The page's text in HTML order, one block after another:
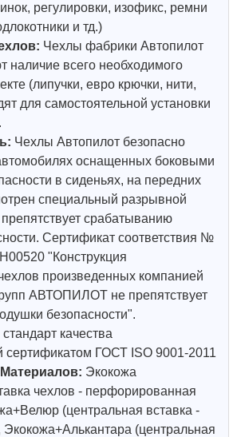
регулировки, изофикс, ремни
и тд.)
Чехлы фабрики Автопилот
наличие всего необходимого
(липучки, евро крючки, нити,
для самостоятельной установки
Чехлы Автопилот безопасно
оснащенных боковыми
в сиденьях, на передних
специальный разрывной
срабатыванию
Сертификат соответствия №
"Конструкция
произведенных компанией
АВТОПИЛОТ не препятствует
безопасности".
качества
сертификатом ГОСТ ISO 9001-2011
Экокожа
чехлов - перфорированная
(центральная вставка -
(центральная